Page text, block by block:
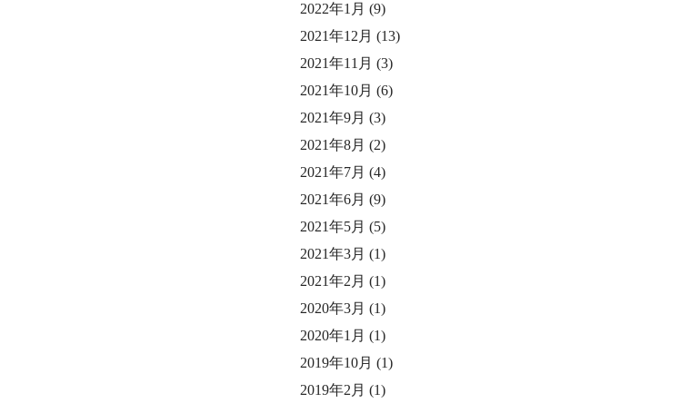
2022年1月 (9)
2021年12月 (13)
2021年11月 (3)
2021年10月 (6)
2021年9月 (3)
2021年8月 (2)
2021年7月 (4)
2021年6月 (9)
2021年5月 (5)
2021年3月 (1)
2021年2月 (1)
2020年3月 (1)
2020年1月 (1)
2019年10月 (1)
2019年2月 (1)